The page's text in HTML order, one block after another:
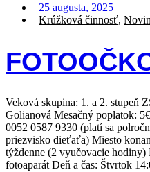
25 augusta, 2025
Krúžková činnosť,
Veková skupina: 1. a 2. stupeň
Golianová Mesačný poplatok:
0052 0587 9330 (platí sa
priezvisko dieťaťa) Miesto
týždenne (2 vyučovacie
fotoaparát Deň a čas: Štvrtok